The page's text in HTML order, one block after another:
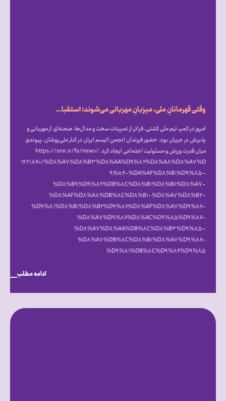
وقتی قهرمانانِ ملی، میزبانِ مهربانی می‌شوند؛ استقبال گرم علیرضا دبیر از فرزندان انجمن اتیسم ایران [همراه با فیلم]
امروز در کمپ تیم ملی کشتی، فراتر از تمرینات سخت و مدال‌ها، صحنه‌ای از مهربانی و
پذیرش در جریان بود. حضور فرزندان انجمن اتیسم ایران در کنار ملی‌پوشان، پیوندی
میان قدرت ورزش و مسئولیت اجتماعی ایجاد کرد. https://snn.ir/fa/news/
۱۴۲۱۸۴۰/%D۸%A۷%D۸%B۳%D۸%AA%D۹%۸۲%D۸%A۸%D۸%A۷%D
۹%۸۴-%DA%AF%D۸%B۱%D۹%۸۵-
%D۸%B۹%D۹%۸۴%DB%۸C%D۸%B۱%D۸%B۶%D۸%A۷-
%D۸%AF%D۸%A۸%DB%۸C%D۸%B۱-%D۸%A۷%D۸%B۲-
%D۹%۸۱%D۸%B۱%D۸%B۲%D۹%۸۶%D۸%AF%D۸%A۷%D۹%۸۶-
%D۸%A۷%D۹%۸۶%D۸%AC%D۹%۸۵%D۹%۸۶-
%D۸%A۷%D۸%AA%DB%۸C%D۸%B۳%D۹%۸۵-
%D۸%A۷%DB%۸C%D۸%B۱%D۸%A۷%D۹%۸۶-
%D۹%۸۱%DB%۸C%D۹%۸۴%D۹%۸۵
ادامه مطلب